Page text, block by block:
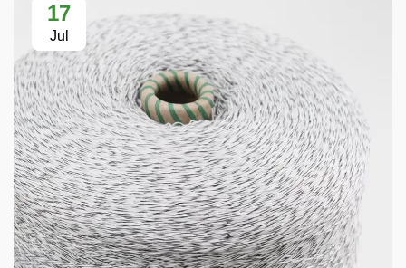
17
Jul